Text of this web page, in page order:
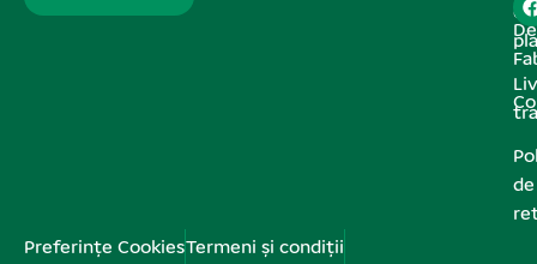
de
de
Preferințe CookiesTermeni și condiții